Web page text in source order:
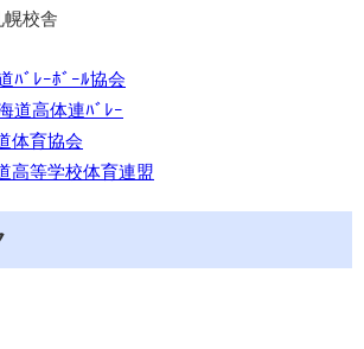
校舎
ﾊﾞﾚｰﾎﾞｰﾙ協会
道高体連ﾊﾞﾚｰ
体育協会
高等学校体育連盟